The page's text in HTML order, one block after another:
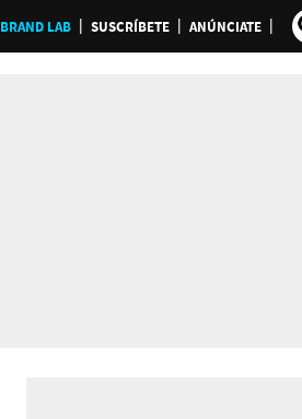
BRAND LAB SUSCRÍBETE ANÚNCIATE